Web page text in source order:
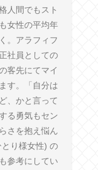
人間でもスト
女性の平均年
。アラフィフ
社員としての
客先にてマイ
す。「自分は
、かと言って
る勇気もセン
さを抱え悩ん
り様女性) の
参考にしてい